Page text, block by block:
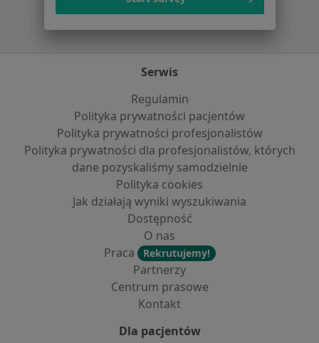
Serwis
Regulamin
Polityka prywatności pacjentów
Polityka prywatności profesjonalistów
Polityka prywatności dla profesjonalistów, których
dane pozyskaliśmy samodzielnie
Polityka cookies
Jak działają wyniki wyszukiwania
Dostępność
O nas
Praca
Rekrutujemy!
Partnerzy
Centrum prasowe
Kontakt
Dla pacjentów